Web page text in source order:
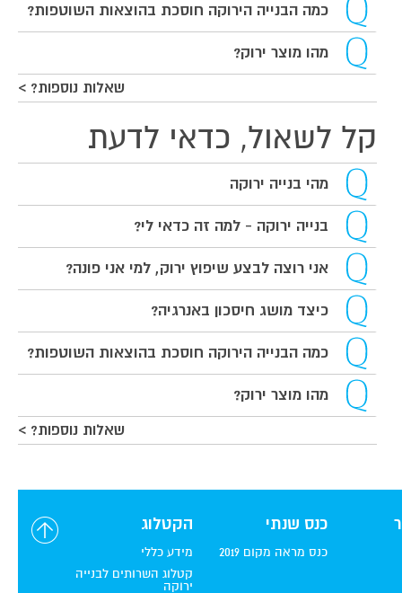
כמה הבנייה הירוקה חוסכת בהוצאות השוטפות?
מהו מוצר ירוק?
שאלות נוספות? >
קל לשאול, כדאי לדעת
מהי בנייה ירוקה
בנייה ירוקה - למה זה כדאי לי?
אני רוצה לבצע שיפוץ ירוק, למי אני פונה?
כיצד מושג חיסכון באנרגיה?
כמה הבנייה הירוקה חוסכת בהוצאות השוטפות?
מהו מוצר ירוק?
שאלות נוספות? >
כנס שנתי
כנס מראה מקום 2019
הקטלוג
מידע כללי
קטלוג השרותים לבנייה
ירוקה